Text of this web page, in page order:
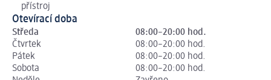
přístroj
Otevírací doba
Středa
08:00–20:00 hod.
Čtvrtek
08:00–20:00 hod.
Pátek
08:00–20:00 hod.
Sobota
08:00–20:00 hod.